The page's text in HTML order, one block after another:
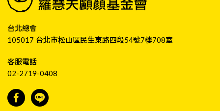
台北總會
105017 台北市松山區民生東路四段54號7樓708室
客服電話
02-2719-0408